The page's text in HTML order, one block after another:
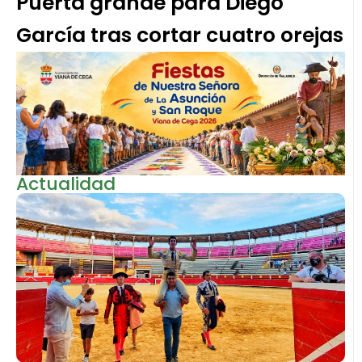
García tras cortar cuatro orejas
Actualidad